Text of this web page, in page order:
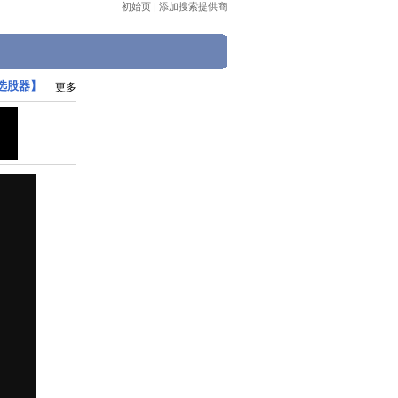
初始页 | 添加搜索提供商
器】 更多